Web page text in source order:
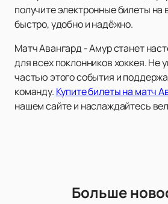
получите электронные билеты на
быстро, удобно и надёжно.
Матч Авангард - Амур станет
для всех поклонников хоккея. Не
частью этого события и
команду. Купите билеты на матч
нашем сайте и наслаждайтесь
Больше